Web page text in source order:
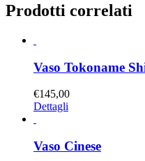
Prodotti correlati
Vaso Tokoname
€145,00
Dettagli
Vaso Cinese